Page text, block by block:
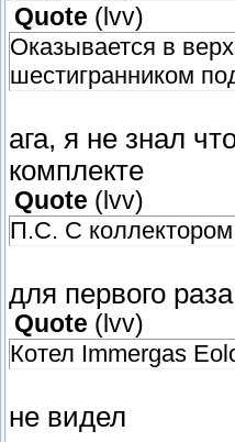
Quote ( lvv)
Оказывается в
шестигранником
ага, я не знал
комплекте
Quote ( lvv)
П.С. С
для первого
Quote ( lvv)
Котел Immergas
не видел